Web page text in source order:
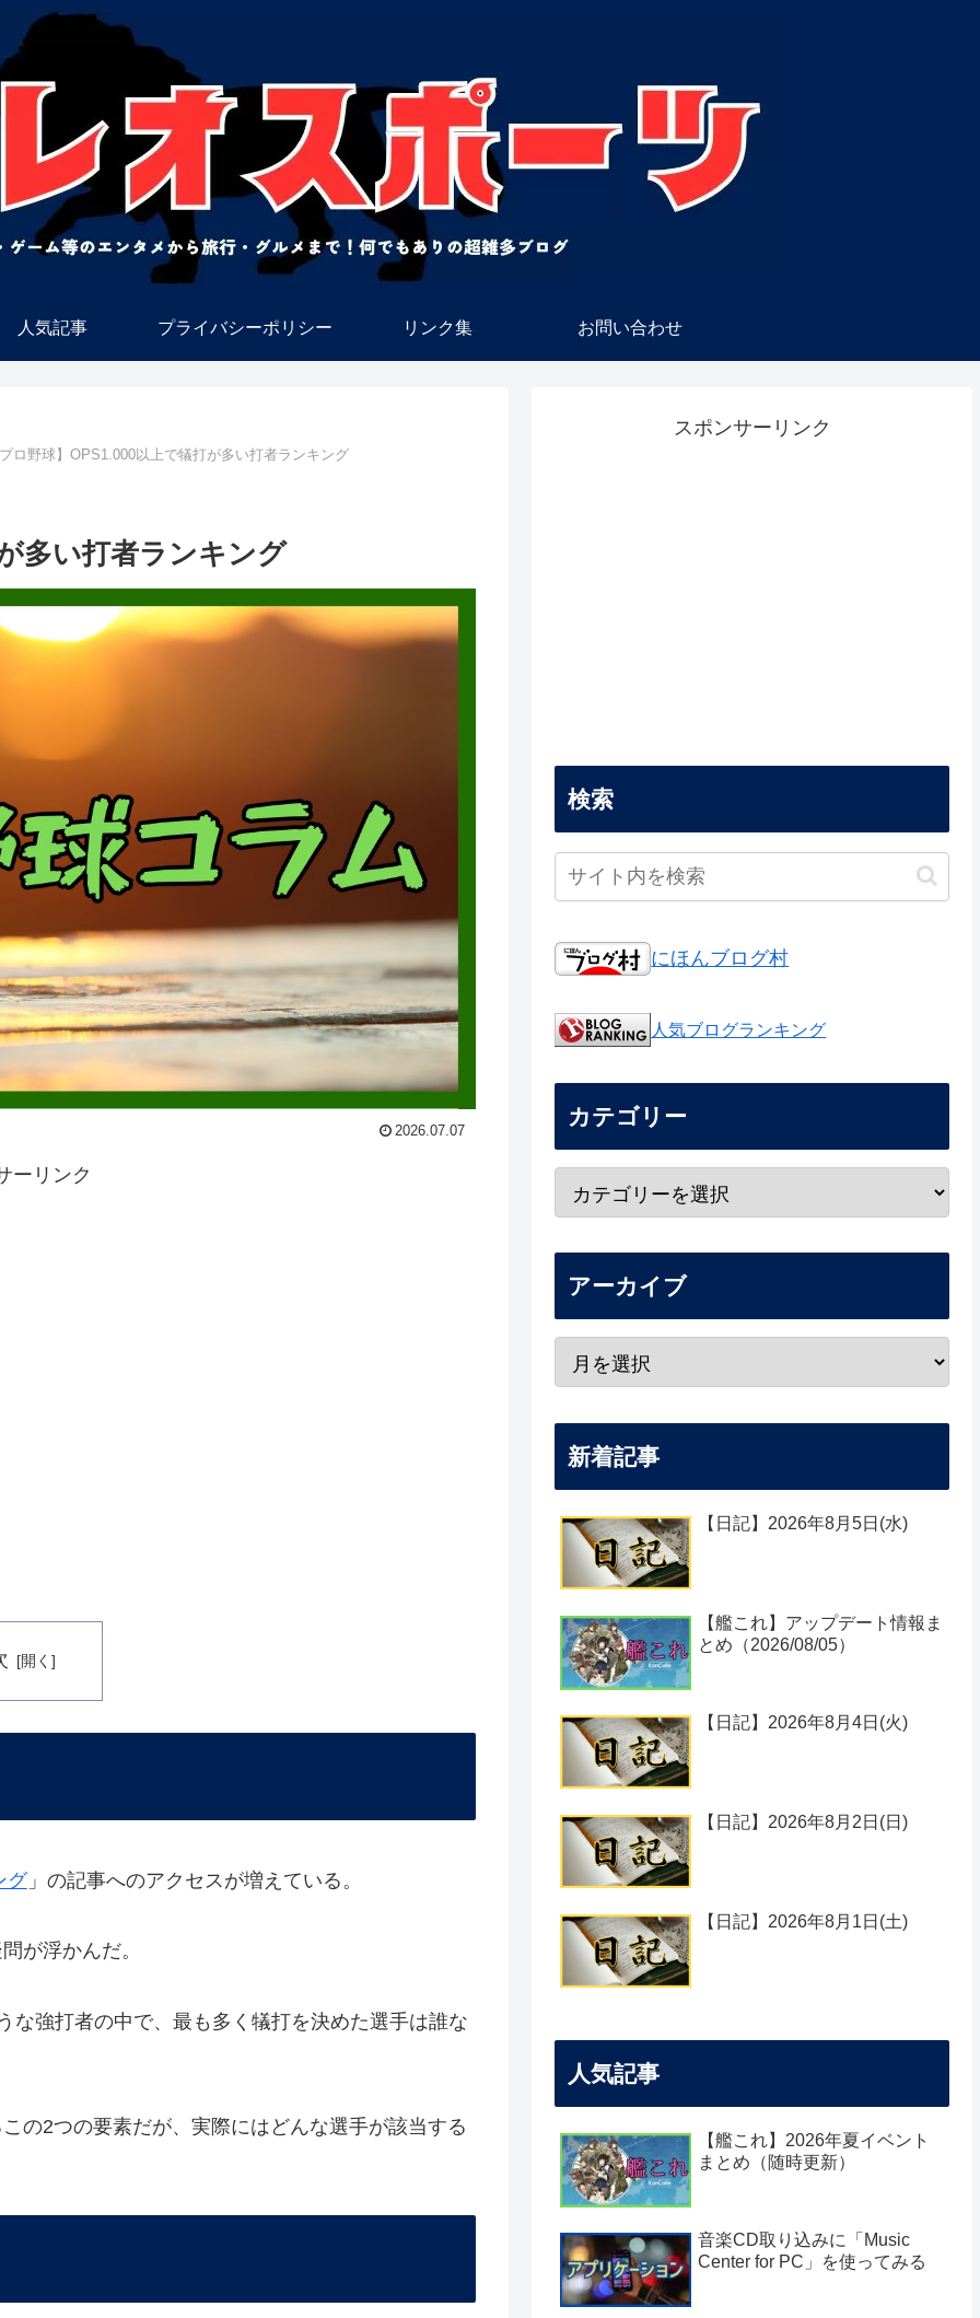
人気記事 プライバシーポリシー リンク集 お問い合わせ
ロ野球】OPS1.000以上で犠打が多い打者ランキング
多い打者ランキング
2026.07.07
ーリンク
グ」の記事へのアクセスが増えている。
が浮かんだ。
な強打者の中で、最も多く犠打を決めた選手は誰な
の2つの要素だが、実際にはどんな選手が該当する
スポンサーリンク
検索
にほんブログ村
人気ブログランキング
カテゴリー
アーカイブ
新着記事
【日記】2026年8月5日(水)
【艦これ】アップデート情報ま
とめ（2026/08/05）
【日記】2026年8月4日(火)
【日記】2026年8月2日(日)
【日記】2026年8月1日(土)
人気記事
【艦これ】2026年夏イベント
まとめ（随時更新）
音楽CD取り込みに「Music
Center for PC」を使ってみる